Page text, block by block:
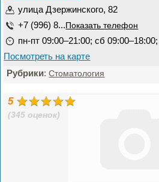
улица Дзержинского, 82
+7 (996) 8... Показать телефон
пн-пт 09:00–21:00; сб
Посмотреть на карте
Рубрики:Стоматология
5
(345 оценок)